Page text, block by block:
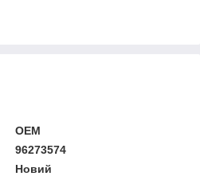
OEM
96273574
Новий